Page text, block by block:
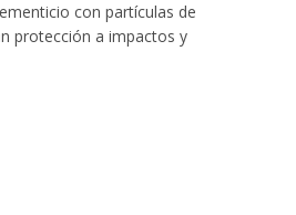
con partículas de
protección a impactos y